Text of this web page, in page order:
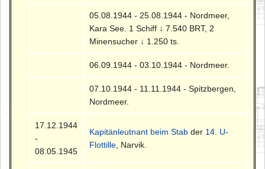
05.08.1944 - 25.08.1944 - Nordmeer,
Kara See. 1 Schiff ↓ 7.540 BRT, 2
Minensucher ↓ 1.250 ts.
06.09.1944 - 03.10.1944 - Nordmeer.
07.10.1944 - 11.11.1944 - Spitzbergen,
Nordmeer.
17.12.1944
-
08.05.1945
Kapitänleutnant beim Stab der 14. U-
Flottille , Narvik.